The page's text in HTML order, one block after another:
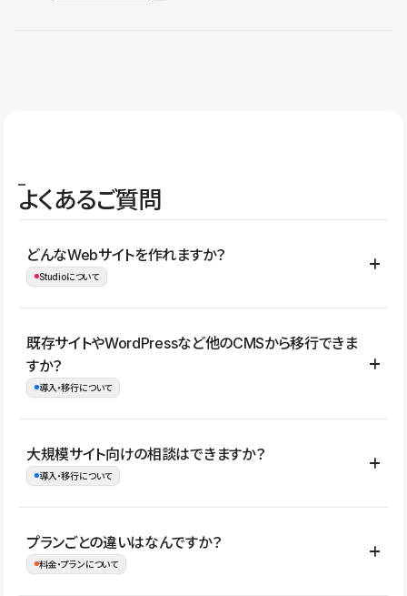
よくあるご質問
どんなWebサイトを作れますか？
Studioについて
コーポレートサイト、サービスサイト、LP、採用サイト、ブロ
グ・メディア、イベントサイト、店舗・商品紹介サイト、ポートフ
ォリオなど幅広く制作できます。
既存サイトやWordPressなど他のCMSから移行できま
すか？
導入・移行について
はい。既存サイトの構成やコンテンツ、URLを整理したうえで、
Studio上に再構築する形で移行できます。 WordPressの場合は、
イト全体のデザインや設定がそのまま移行されるわけではないた
め、移行後にページ構成やデザイン、CMS設計、URL・リダイレク
大規模サイト向けの相談はできますか？
導入・移行について
はい。アクセス規模が大きいサイトや、複数部門での運用、権限管
理、セキュリティ確認、既存システムとの連携など、個別の要件が
プランごとの違いはなんですか？
料金・プランについて